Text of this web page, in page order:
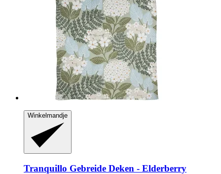
Winkelmandje
Tranquillo Gebreide Deken -​ Elderberry